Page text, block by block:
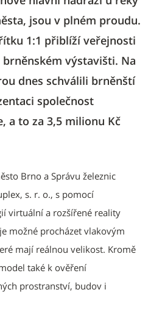
jsou v plném proudu.
1:1 přiblíží veřejnosti
výstavišti. Na
dnes schválili brněnští
společnost
a to za 3,5 milionu Kč
Brno a Správu železnic
s. r. o., s pomocí
virtuální a rozšířené reality
možné procházet vlakovým
mají reálnou velikost. Kromě
také k ověření
prostranství, budov i